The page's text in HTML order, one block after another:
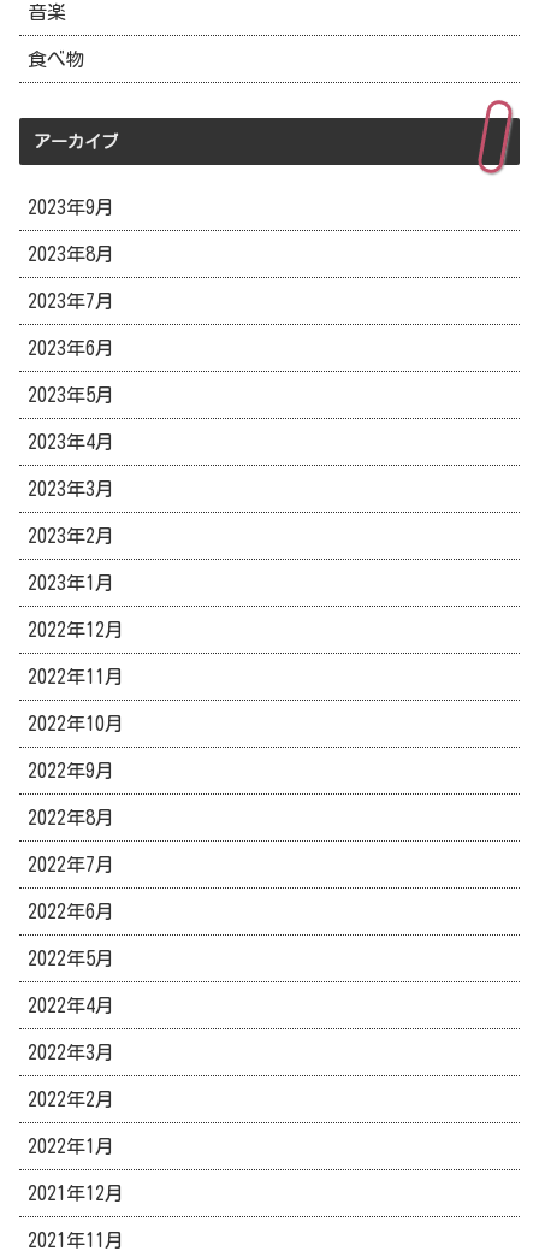
音楽
食べ物
アーカイブ
2023年9月
2023年8月
2023年7月
2023年6月
2023年5月
2023年4月
2023年3月
2023年2月
2023年1月
2022年12月
2022年11月
2022年10月
2022年9月
2022年8月
2022年7月
2022年6月
2022年5月
2022年4月
2022年3月
2022年2月
2022年1月
2021年12月
2021年11月